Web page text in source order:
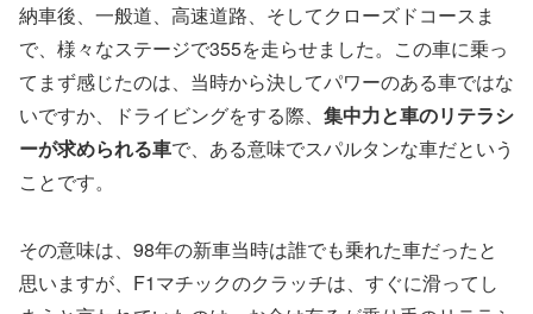
納車後、一般道、高速道路、そしてクローズドコースま
で、様々なステージで355を走らせました。この車に乗っ
てまず感じたのは、当時から決してパワーのある車ではな
いですか、ドライビングをする際、 集中力と車のリテラシ
ーが求められる車で、ある意味でスパルタンな車だという
ことです。
その意味は、98年の新車当時は誰でも乗れた車だったと
思いますが、F1マチックのクラッチは、すぐに滑ってし